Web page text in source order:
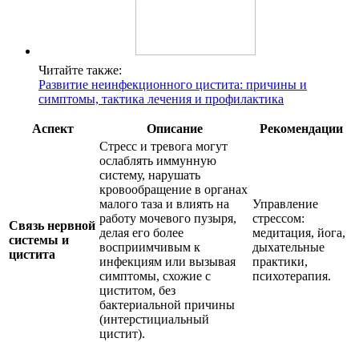
Читайте также:
Развитие неинфекционного цистита: причины и
симптомы, тактика лечения и профилактика
Аспект Описание Рекомендации
Связь нервной
системы и
цистита
Стресс и тревога могут
ослаблять иммунную
систему, нарушать
кровообращение в органах
малого таза и влиять на
работу мочевого пузыря,
делая его более
восприимчивым к
инфекциям или вызывая
симптомы, схожие с
циститом, без
бактериальной причины
(интерстициальный
цистит).
Управление
стрессом:
медитация, йога,
дыхательные
практики,
психотерапия.